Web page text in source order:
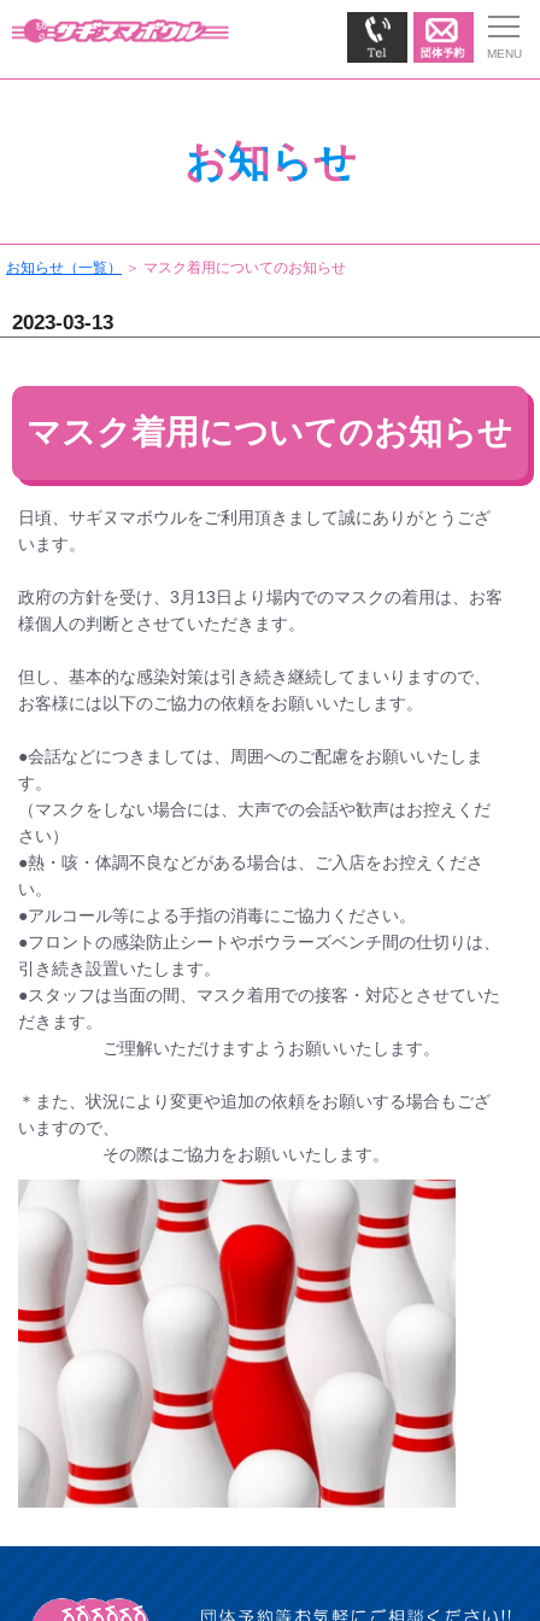
お知らせ
お知らせ（一覧） ＞ マスク着用についてのお知らせ
2023-03-13
マスク着用についてのお知らせ
日頃、サギヌマボウルをご利用頂きまして誠にありがとうござ
います。
政府の方針を受け、3月13日より場内でのマスクの着用は、お客
様個人の判断とさせていただきます。
但し、基本的な感染対策は引き続き継続してまいりますので、
お客様には以下のご協力の依頼をお願いいたします。
●会話などにつきましては、周囲へのご配慮をお願いいたしま
す。
（マスクをしない場合には、大声での会話や歓声はお控えくだ
さい）
●熱・咳・体調不良などがある場合は、ご入店をお控えくださ
い。
●アルコール等による手指の消毒にご協力ください。
●フロントの感染防止シートやボウラーズベンチ間の仕切りは、
引き続き設置いたします。
●スタッフは当面の間、マスク着用での接客・対応とさせていた
だきます。
ご理解いただけますようお願いいたします。
＊また、状況により変更や追加の依頼をお願いする場合もござ
いますので、
その際はご協力をお願いいたします。